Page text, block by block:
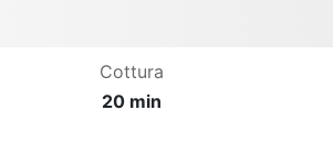
Cottura
20 min